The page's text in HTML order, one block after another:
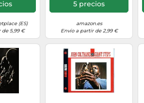
(ES)
de 5,99 €
5 precios
amazon.es
Envío a partir de 2,99 €